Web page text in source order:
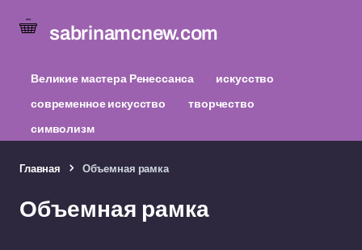
sabrinamcnew.com
Великие мастера Ренессанса
искусство
современное искусство
творчество
символизм
Главная Объемная рамка
Объемная рамка